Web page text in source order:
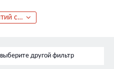
Места для занятий спортом
другой фильтр